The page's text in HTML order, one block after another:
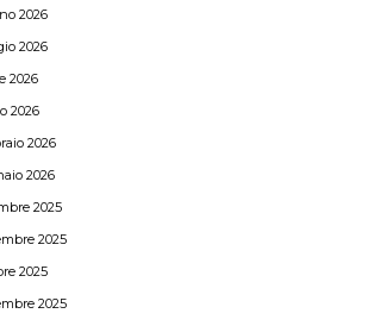
2026
2026
2026
2026
2026
2026
2025
2025
2025
2025